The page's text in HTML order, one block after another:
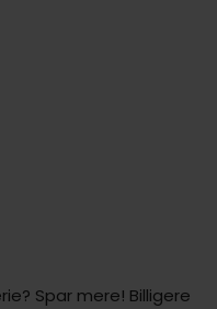
Spar mere! Billigere